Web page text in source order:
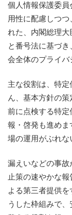
個人情報保護委
用性に配慮しつ
れた、内閣総理
と番号法に基づ
会全体のプライバ
主な役割は、特
ん、基本方針の
前に点検する特
報・啓発も進めま
場の運用がぶれな
漏えいなどの事
止策の速やかな
よる第三者提供
うした枠組みで